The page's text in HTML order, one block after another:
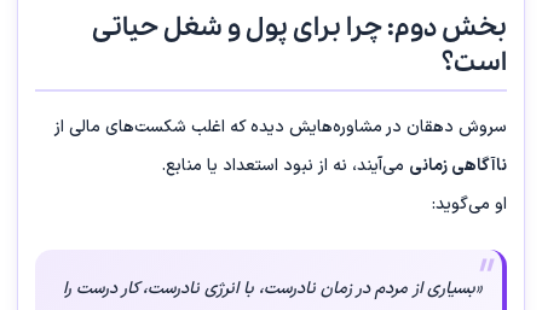
بخش دوم: چرا برای پول و شغل حیاتی
است؟
سروش دهقان در مشاوره‌هایش دیده که اغلب شکست‌های مالی از
ناآگاهی زمانی می‌آیند، نه از نبود استعداد یا منابع.
او می‌گوید:
«بسیاری از مردم در زمان نادرست، با انرژی نادرست، کار درست را